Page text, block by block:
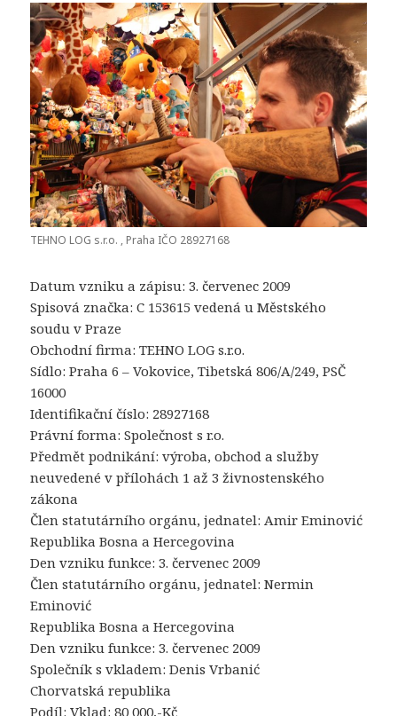
TEHNO LOG s.r.o. , Praha IČO 28927168
Datum vzniku a zápisu: 3. červenec 2009
Spisová značka: C 153615 vedená u Městského
soudu v Praze
Obchodní firma: TEHNO LOG s.r.o.
Sídlo: Praha 6 – Vokovice, Tibetská 806/A/249, PSČ
16000
Identifikační číslo: 28927168
Právní forma: Společnost s r.o.
Předmět podnikání: výroba, obchod a služby
neuvedené v přílohách 1 až 3 živnostenského
zákona
Člen statutárního orgánu, jednatel: Amir Eminović
Republika Bosna a Hercegovina
Den vzniku funkce: 3. červenec 2009
Člen statutárního orgánu, jednatel: Nermin
Eminović
Republika Bosna a Hercegovina
Den vzniku funkce: 3. červenec 2009
Společník s vkladem: Denis Vrbanić
Chorvatská republika
Podíl: Vklad: 80 000,-Kč